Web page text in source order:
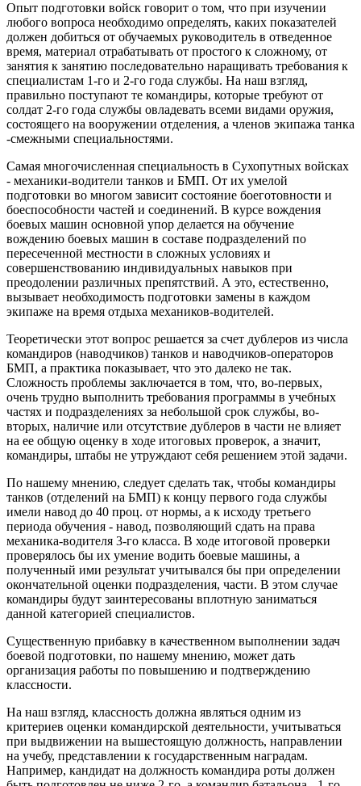
Опыт подготовки войск говорит о том, что при изучении
любого вопроса необходимо определять, каких показателей
должен добиться от обучаемых руководитель в отведенное
время, материал отрабатывать от простого к сложному, от
занятия к занятию последовательно наращивать требования к
специалистам 1-го и 2-го года службы. На наш взгляд,
правильно поступают те командиры, которые требуют от
солдат 2-го года службы овладевать всеми видами оружия,
состоящего на вооружении отделения, а членов экипажа танка
-смежными специальностями.
Самая многочисленная специальность в Сухопутных войсках
- механики-водители танков и БМП. От их умелой
подготовки во многом зависит состояние боеготовности и
боеспособности частей и соединений. В курсе вождения
боевых машин основной упор делается на обучение
вождению боевых машин в составе подразделений по
пересеченной местности в сложных условиях и
совершенствованию индивидуальных навыков при
преодолении различных препятствий. А это, естественно,
вызывает необходимость подготовки замены в каждом
экипаже на время отдыха механиков-водителей.
Теоретически этот вопрос решается за счет дублеров из числа
командиров (наводчиков) танков и наводчиков-операторов
БМП, а практика показывает, что это далеко не так.
Сложность проблемы заключается в том, что, во-первых,
очень трудно выполнить требования программы в учебных
частях и подразделениях за небольшой срок службы, во-
вторых, наличие или отсутствие дублеров в части не влияет
на ее общую оценку в ходе итоговых проверок, а значит,
командиры, штабы не утруждают себя решением этой задачи.
По нашему мнению, следует сделать так, чтобы командиры
танков (отделений на БМП) к концу первого года службы
имели навод до 40 проц. от нормы, а к исходу третьего
периода обучения - навод, позволяющий сдать на права
механика-водителя 3-го класса. В ходе итоговой проверки
проверялось бы их умение водить боевые машины, а
полученный ими результат учитывался бы при определении
окончательной оценки подразделения, части. В этом случае
командиры будут заинтересованы вплотную заниматься
данной категорией специалистов.
Существенную прибавку в качественном выполнении задач
боевой подготовки, по нашему мнению, может дать
организация работы по повышению и подтверждению
классности.
На наш взгляд, классность должна являться одним из
критериев оценки командирской деятельности, учитываться
при выдвижении на вышестоящую должность, направлении
на учебу, представлении к государственным наградам.
Например, кандидат на должность командира роты должен